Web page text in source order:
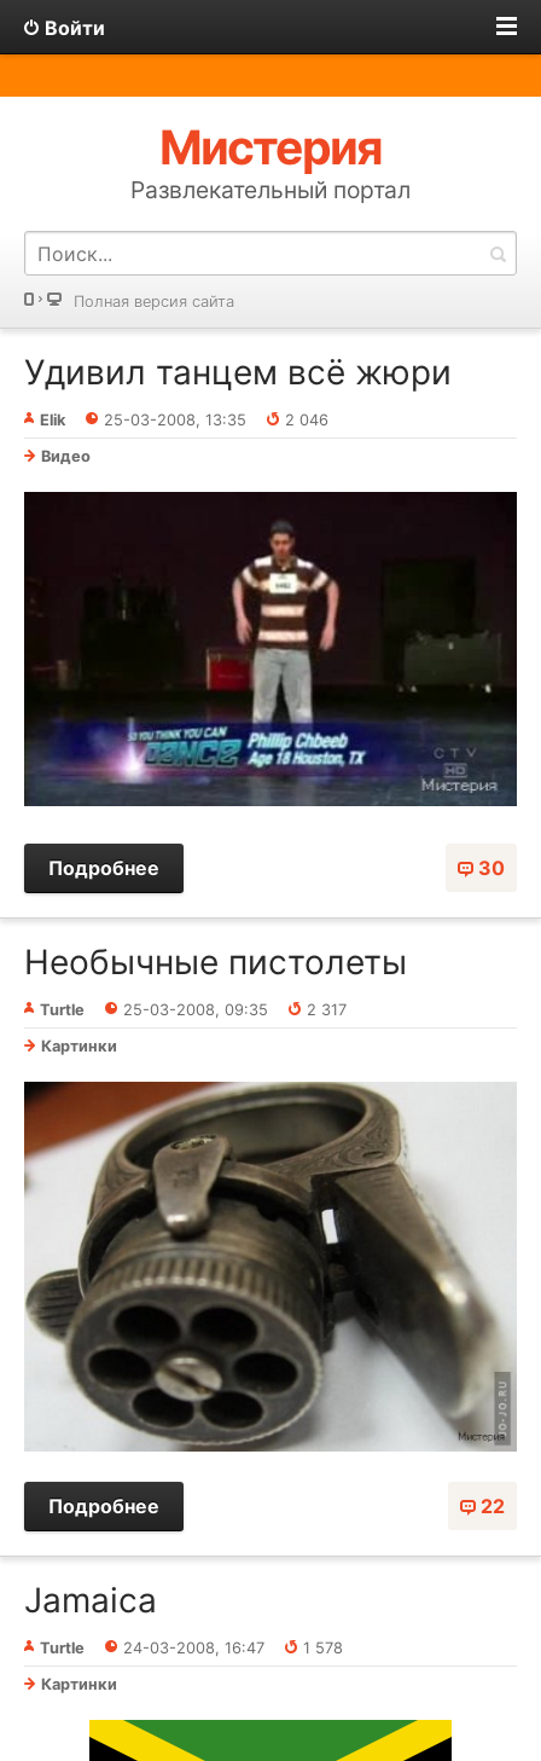
Войти
Мистерия
Развлекательный портал
Полная версия сайта
Удивил танцем всё жюри
Elik 25-03-2008, 13:35
2 046
Видео
30
Подробнее
Необычные пистолеты
Turtle 25-03-2008, 09:35
2 317
Картинки
22
Подробнее
Jamaica
Turtle 24-03-2008, 16:47
1 578
Картинки